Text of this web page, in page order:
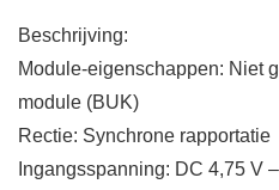
Beschrijving:
Module-eigenschappen: Niet
module (BUK)
Rectie: Synchrone rapportatie
Ingangsspanning: DC 4,75 V